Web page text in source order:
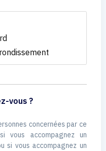
vous ?
concernées par ce
vous accompagnez un
si vous accompagnez un